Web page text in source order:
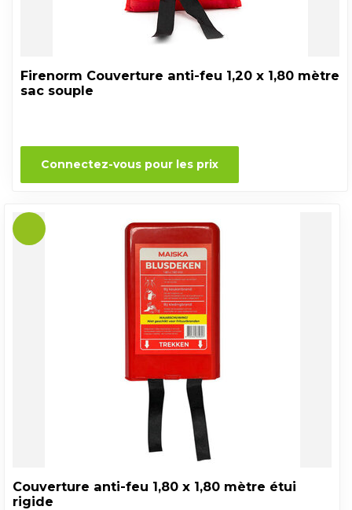
Firenorm Couverture anti-feu 1,20 x 1,80 mètre
sac souple
Connectez-vous pour les prix
Couverture anti-feu 1,80 x 1,80 mètre étui
rigide